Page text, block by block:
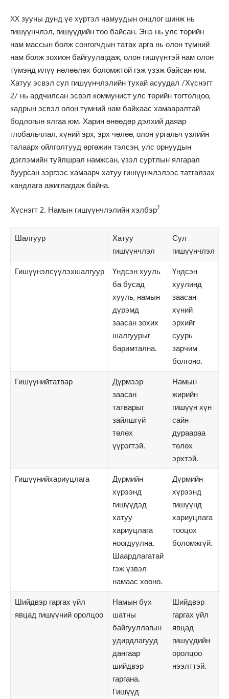
XX зууны дунд үе хүртэл намуудын онцлог шинж нь
гишүүнчлэл, гишүүдийн тоо байсан. Энэ нь улс төрийн
нам массын болж сонгогчдын татах арга нь олон түмний
нам болж зохион байгуулагдаж, олон гишүүнтэй нам олон
түмэнд илүү нөлөөлөх боломжтой гэж үзэж байсан юм.
Хатуу эсвэл сул гишүүнчлэлийн тухай асуудал /Хүснэгт
2/ нь ардчилсан эсвэл коммунист улс төрийн тогтолцоо,
кадрын эсвэл олон түмний нам байхаас хамааралтай
бодлогын ялгаа юм. Харин өнөөдөр дэлхий даяар
глобальчлал, хүний эрх, эрх чөлөө, олон ургальч үзлийн
талаарх ойлголтууд өргөжин тэлсэн, улс орнуудын
дэглэмийн туйлшрал намжсан, үзэл суртлын ялгарал
буурсан зэргээс хамаарч хатуу гишүүнчлэлээс татгалзах
хандлага ажиглагдаж байна.
Хүснэгт 2. Намын гишүүнчлэлийн хэлбэр7
Шалгуур
Хатуу
гишүүнчлэл
Сул
гишүүнчлэл
Гишүүнэлсүүлэхшалгуур
Үндсэн хууль
ба бусад
хууль, намын
дүрэмд
заасан зохих
шалгуурыг
баримтална.
Үндсэн
хуулинд
заасан
хүний
эрхийг
суурь
зарчим
болгоно.
Гишүүнийтатвар
Дүрмээр
заасан
татварыг
зайлшгүй
төлөх
үүрэгтэй.
Намын
жирийн
гишүүн хүн
сайн
дураараа
төлөх
эрхтэй.
Гишүүнийхариуцлага
Дүрмийн
хүрээнд
гишүүдэд
хатуу
хариуцлага
ноогдуулна.
Шаардлагатай
гэж үзвэл
намаас хөөнө.
Дүрмийн
хүрээнд
гишүүнд
хариуцлага
тооцох
боломжгүй.
Шийдвэр гаргах үйл
явцад гишүүний оролцоо
Намын бүх
шатны
байгууллагын
удирдлагууд
дангаар
шийдвэр
гаргана.
Гишүүд
Шийдвэр
гаргах үйл
явцад
гишүүдийн
оролцоо
нээлттэй.